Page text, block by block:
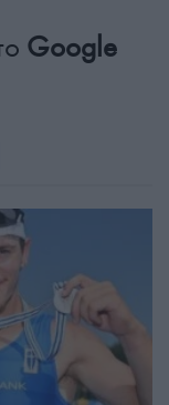
Google